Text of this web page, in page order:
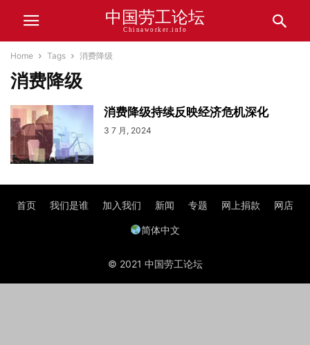
中国劳工论坛
Chinaworker.info
Home Tags 消费降级
消费降级
消费降级持续反映经济危机深化
3 7 月, 2024
首页 我们是谁 加入我们 新闻 专题 网上捐款 网店
简体中文
© 2021 中国劳工论坛